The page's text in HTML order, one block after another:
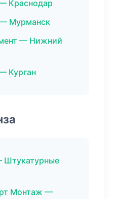
Краснодар
Мурманск
— Нижний
Курган
Монтаж —